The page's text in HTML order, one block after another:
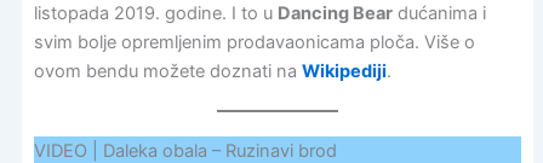
listopada 2019. godine. I to u Dancing Beardućanima i
svim bolje opremljenim prodavaonicama ploča. Više o
ovom bendu možete doznati na Wikipediji.
VIDEO | Daleka obala – Ruzinavi brod